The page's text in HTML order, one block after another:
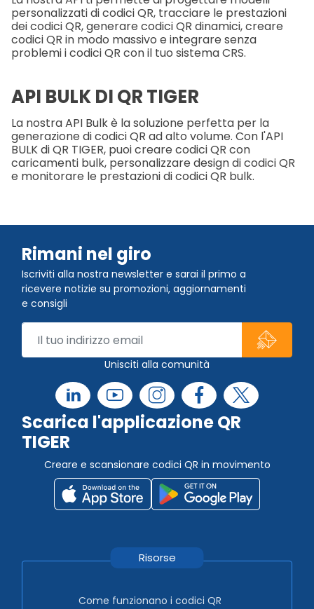
personalizzati di codici QR, tracciare le prestazioni
dei codici QR, generare codici QR dinamici, creare
codici QR in modo massivo e integrare senza
problemi i codici QR con il tuo sistema CRS.
API BULK DI QR TIGER
La nostra API Bulk è la soluzione perfetta per la
generazione di codici QR ad alto volume. Con l'API
BULK di QR TIGER, puoi creare codici QR con
caricamenti bulk, personalizzare design di codici QR
e monitorare le prestazioni di codici QR bulk.
Rimani nel giro
Iscriviti alla nostra newsletter e sarai il primo a
ricevere notizie su promozioni, aggiornamenti
e consigli
Unisciti alla comunità
Scarica l'applicazione QR
TIGER
Creare e scansionare codici QR in movimento
Risorse
Come funzionano i codici QR